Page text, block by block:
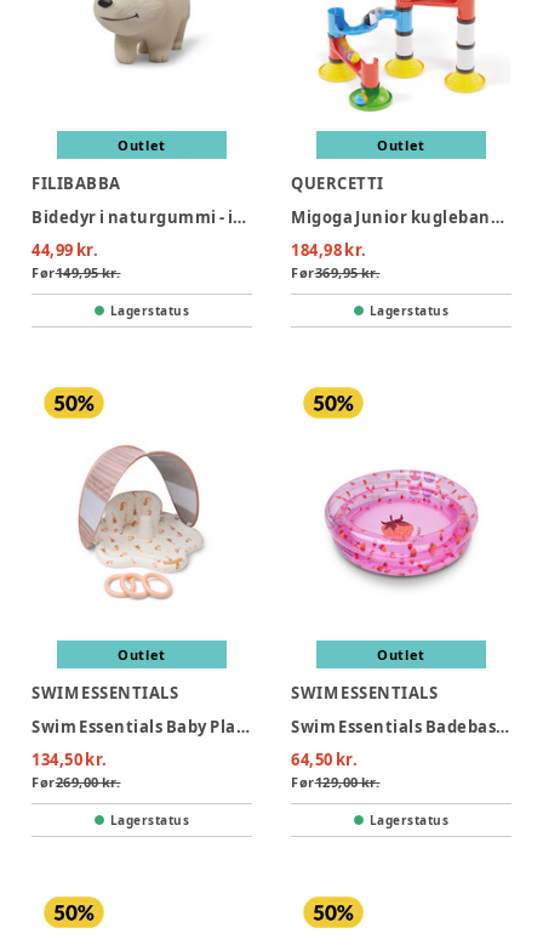
Outlet
FILIBABBA
Bidedyr i naturgummi - isbjørnen polly
44,99 kr.
Før149,95 kr.
Lagerstatus
Outlet
QUERCETTI
Migoga Junior kuglebane (31 dele)
184,98 kr.
Før369,95 kr.
Lagerstatus
Outlet
SWIM ESSENTIALS
Swim Essentials Baby Plaskestol Med Skygge - Mermaid Bubbles
134,50 kr.
Før269,00 kr.
Lagerstatus
Outlet
SWIM ESSENTIALS
Swim Essentials Badebassin 60 cm - Strawberry Fields
64,50 kr.
Før129,00 kr.
Lagerstatus